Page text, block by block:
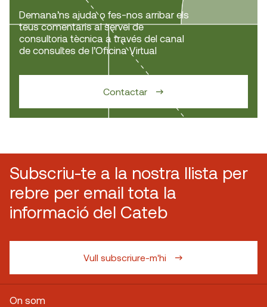
Demana’ns ajuda o fes-nos arribar els
teus comentaris al servei de
consultoria tècnica a través del canal
de consultes de l’Oficina Virtual
Contactar
Subscriu-te a la nostra llista per
rebre per email tota la
informació del Cateb
Vull subscriure-m'hi
On som